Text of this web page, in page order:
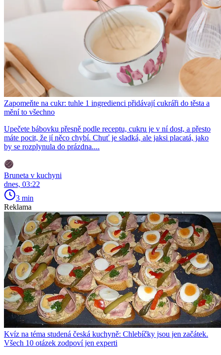
Zapomeňte na cukr: tuhle 1 ingredienci přidávají cukráři do těsta a
mění to všechno
Upečete bábovku přesně podle receptu, cukru je v ní dost, a přesto
máte pocit, že jí něco chybí. Chuť je sladká, ale jaksi placatá, jako
by se rozplynula do prázdna....
Bruneta v kuchyni
dnes, 03:22
3 min
Reklama
Kvíz na téma studená česká kuchyně: Chlebíčky jsou jen začátek.
Všech 10 otázek zodpoví jen experti